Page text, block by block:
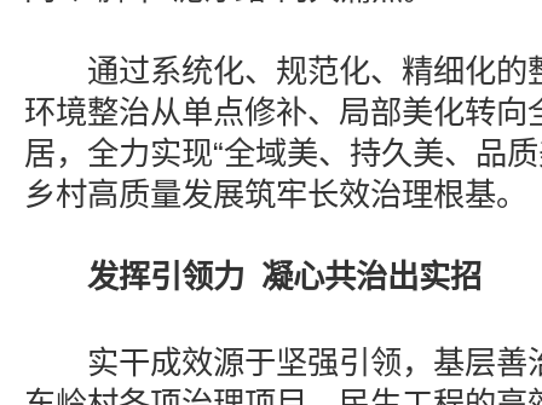
通过系统化、规范化、精细化的
环境整治从单点修补、局部美化转向
居，全力实现“全域美、持久美、品
乡村高质量发展筑牢长效治理根基。
发挥引领力 凝心共治出实招
实干成效源于坚强引领，基层善